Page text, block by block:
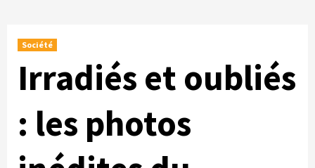
Société
Irradiés et oubliés
: les photos